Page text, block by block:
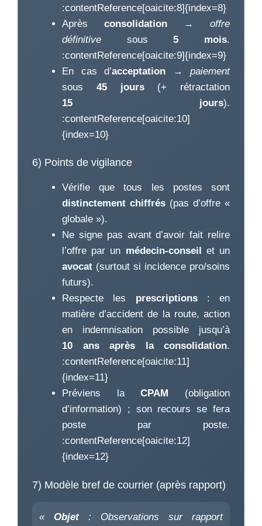
:contentReference[oaicite:8]{index=8}
Après consolidation → offre
définitive sous5 mois.
:contentReference[oaicite:9]{index=9}
En cas d’acceptation → paiement
sous 45 jours(+ rétractation
15 jours).
:contentReference[oaicite:10]
{index=10}
6) Points de vigilance
Vérifie que tous les postes sont
distinctement chiffrés (pas d’offre «
globale »).
Ne signe pas avant d’avoir fait relire
l’offre par un médecin-conseil et un
avocat (surtout si incidence pro/soins
futurs).
Respecte les prescriptions: en
matière d’accident de la route, action
en indemnisation possible jusqu’à
10 ans après la consolidation.
:contentReference[oaicite:11]
{index=11}
Préviens laCPAM (obligation
d’information) ; son recours se fera
poste par poste.
:contentReference[oaicite:12]
{index=12}
7) Modèle bref de courrier (après rapport)
« Objet: Observations sur rapport